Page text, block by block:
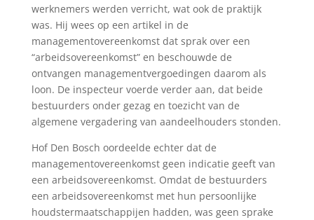
werknemers werden verricht, wat ook de praktijk
was. Hij wees op een artikel in de
managementovereenkomst dat sprak over een
“arbeidsovereenkomst” en beschouwde de
ontvangen managementvergoedingen daarom als
loon. De inspecteur voerde verder aan, dat beide
bestuurders onder gezag en toezicht van de
algemene vergadering van aandeelhouders stonden.
Hof Den Bosch oordeelde echter dat de
managementovereenkomst geen indicatie geeft van
een arbeidsovereenkomst. Omdat de bestuurders
een arbeidsovereenkomst met hun persoonlijke
houdstermaatschappijen hadden, was geen sprake